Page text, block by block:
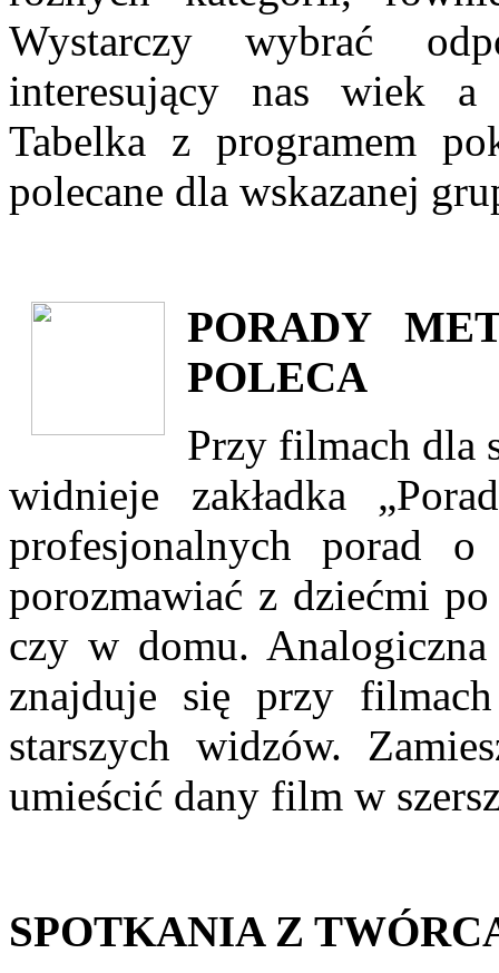
Wystarczy wybrać
interesujący nas wiek a
Tabelka z programem
polecane dla wskazanej
PORADY
POLECA
Przy filmach dla
widnieje zakładka
profesjonalnych porad
porozmawiać z dziećmi
czy w domu. Analogiczna
znajduje się przy
starszych widzów.
umieścić dany film w
SPOTKANIA Z